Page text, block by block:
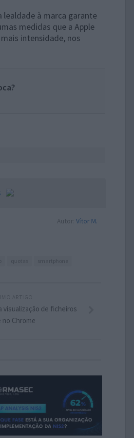
lealdade à marca garante
medidas que a Apple
intensidade, nos
Autor: Vítor M.
visualização de ficheiros
no Chrome